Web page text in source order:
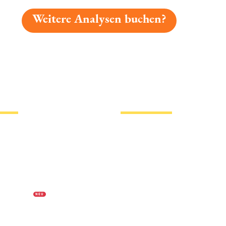
Weitere Analysen buchen?
N E U